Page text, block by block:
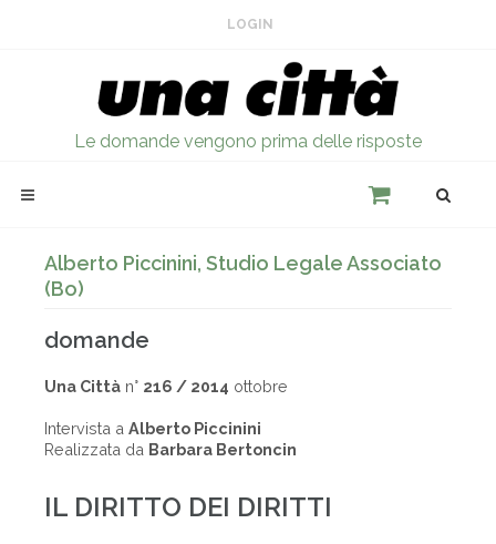
LOGIN
Le domande vengono prima delle risposte
Alberto Piccinini, Studio Legale Associato
(Bo)
domande
Una Città n° 216 / 2014 ottobre
Intervista a Alberto Piccinini
Realizzata da Barbara Bertoncin
IL DIRITTO DEI DIRITTI